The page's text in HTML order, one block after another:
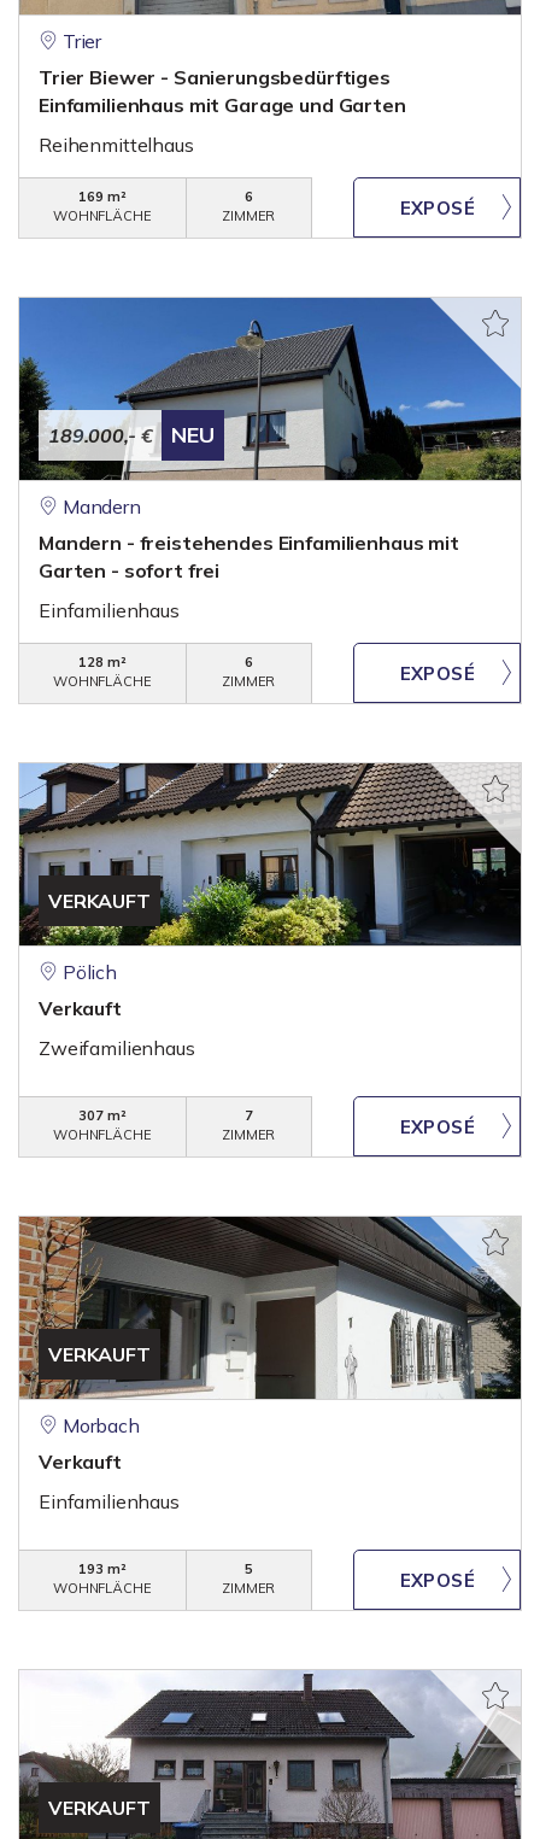
Trier
Trier Biewer - Sanierungsbedürftiges
Einfamilienhaus mit Garage und Garten
Reihenmittelhaus
169 m²
WOHNFLÄCHE
6
ZIMMER
189.000,- € NEU
Mandern
Mandern - freistehendes Einfamilienhaus mit
Garten - sofort frei
Einfamilienhaus
128 m²
WOHNFLÄCHE
6
ZIMMER
VERKAUFT
Pölich
Verkauft
Zweifamilienhaus
307 m²
WOHNFLÄCHE
7
ZIMMER
VERKAUFT
Morbach
Verkauft
Einfamilienhaus
193 m²
WOHNFLÄCHE
5
ZIMMER
VERKAUFT